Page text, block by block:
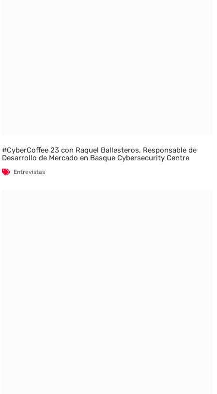
#CyberCoffee 23 con Raquel Ballesteros, Responsable de
Desarrollo de Mercado en Basque Cybersecurity Centre
Entrevistas